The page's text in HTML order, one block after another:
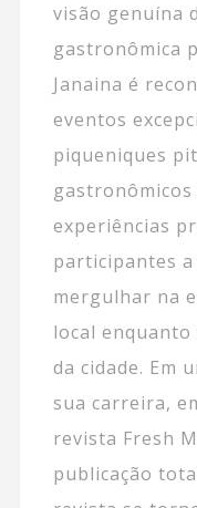
visão genuína
gastronômica
Janaina é
eventos
piqueniques
gastronômicos
experiências
participantes
mergulhar na
local
da cidade. Em
sua carreira,
revista Fresh
publicação